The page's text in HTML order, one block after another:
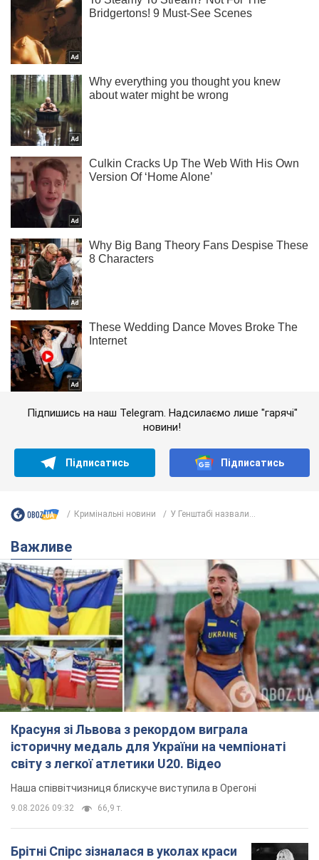
Підпишись на наш Telegram. Надсилаємо лише "гарячі"
новини!
Підписатись Підписатись
Кримінальні новини У Генштабі назвали...
Важливе
Красуня зі Львова з рекордом виграла
історичну медаль для України на чемпіонаті
світу з легкої атлетики U20. Відео
Наша співвітчизниця блискуче виступила в Орегоні
9.08.2026 09:32 66,9 т.
Брітні Спірс зізналася в уколах краси